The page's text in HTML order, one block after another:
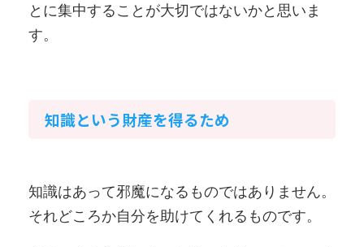
とに集中することが大切ではないかと思いま
す。
知識という財産を得るため
知識はあって邪魔になるものではありません。
それどころか自分を助けてくれるものです。